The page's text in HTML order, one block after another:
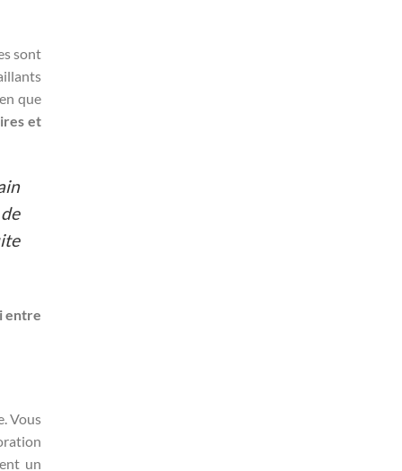
sont
que
et
entre
Vous
un